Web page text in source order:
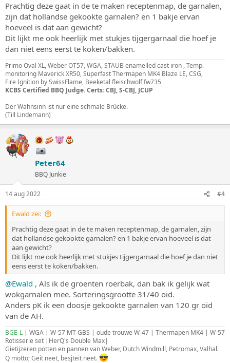
Prachtig deze gaat in de te maken receptenmap, de garnalen,
zijn dat hollandse gekookte garnalen? en 1 bakje ervan
hoeveel is dat aan gewicht?
Dit lijkt me ook heerlijk met stukjes tijgergarnaal die hoef je
dan niet eens eerst te koken/bakken.
Primo Oval XL, Weber OT57, WGA, STAUB enamelled cast iron , Temp.
monitoring Maverick XR50, Superfast Thermapen MK4 Blaze LE, CSG,
Fire Ignition by SwissFlame, Beeketal fleischwolf fw735
KCBS Certified BBQ Judge. Certs: CBJ, S-CBJ, JCUP
Der Wahnsinn ist nur eine schmale Brücke.
(Till Lindemann)
Peter64
BBQ Junkie
14 aug 2022 #4
Ewald zei:
Prachtig deze gaat in de te maken receptenmap, de garnalen, zijn
dat hollandse gekookte garnalen? en 1 bakje ervan hoeveel is dat
aan gewicht?
Dit lijkt me ook heerlijk met stukjes tijgergarnaal die hoef je dan niet
eens eerst te koken/bakken.
@Ewald , Als ik de groenten roerbak, dan bak ik gelijk wat
wokgarnalen mee. Sorteringsgrootte 31/40 oid.
Anders pK ik een doosje gekookte garnalen van 120 gr oid
van de AH.
BGE-L | WGA | W-57 MT GBS | oude trouwe W-47 | Thermapen MK4 | W-57
Rotisserie set |HerQ's Double Max|
Gietijzeren potten en pannen van Weber, Dutch Windmill, Petromax, Valhal.
Q motto; Geit neet, besjteit neet.